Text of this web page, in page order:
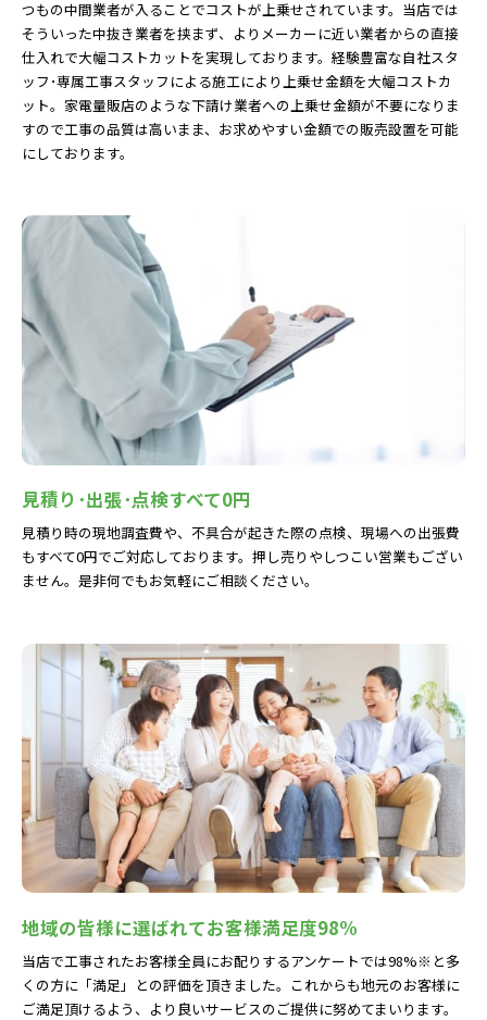
つもの中間業者が入ることでコストが上乗せされています。当店では
そういった中抜き業者を挟まず、よりメーカーに近い業者からの直接
仕入れで大幅コストカットを実現しております。経験豊富な自社スタ
ッフ･専属工事スタッフによる施工により上乗せ金額を大幅コストカ
ット。家電量販店のような下請け業者への上乗せ金額が不要になりま
すので工事の品質は高いまま、お求めやすい金額での販売設置を可能
にしております。
見積り･出張･点検すべて0円
見積り時の現地調査費や、不具合が起きた際の点検、現場への出張費
もすべて0円でご対応しております。押し売りやしつこい営業もござい
ません。是非何でもお気軽にご相談ください。
地域の皆様に選ばれてお客様満足度98%
当店で工事されたお客様全員にお配りするアンケートでは98%※と多
くの方に「満足」との評価を頂きました。これからも地元のお客様に
ご満足頂けるよう、より良いサービスのご提供に努めてまいります。